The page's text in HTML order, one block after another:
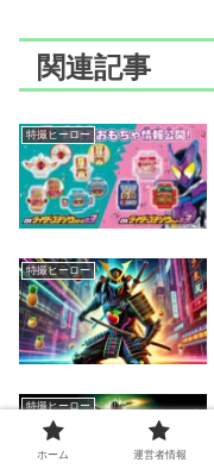
関連記事
特撮ヒーロー
特撮ヒーロー
特撮ヒーロー
ホーム 運営者情報